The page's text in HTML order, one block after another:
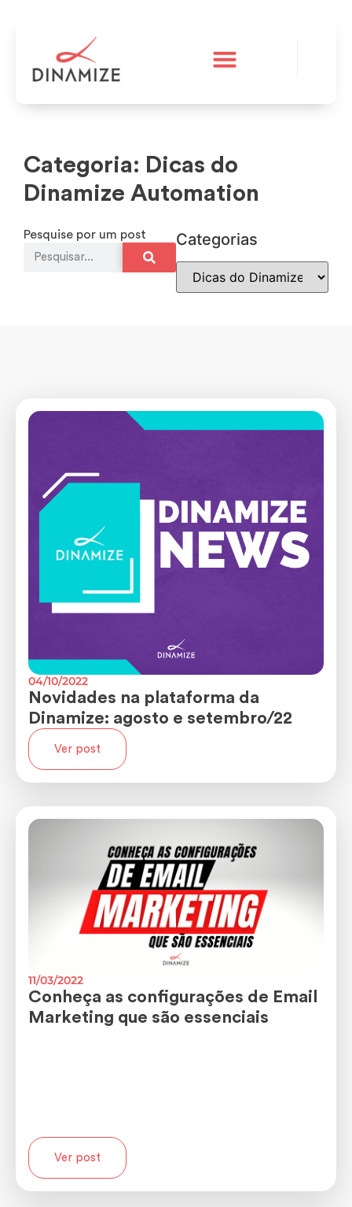
Categoria: Dicas do
Dinamize Automation
Pesquise por um post Categorias
04/10/2022
Novidades na plataforma da
Dinamize: agosto e setembro/22
Ver post
11/03/2022
Conheça as configurações de Email
Marketing que são essenciais
Ver post